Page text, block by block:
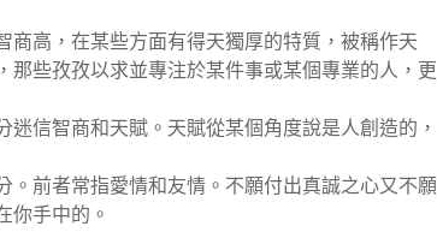
商高，在某些方面有得天獨厚的特質，被稱作天
些孜孜以求並專注於某件事或某個專業的人，更
信智商和天賦。天賦從某個角度說是人創造的，
前者常指愛情和友情。不願付出真誠之心又不願
你手中的。